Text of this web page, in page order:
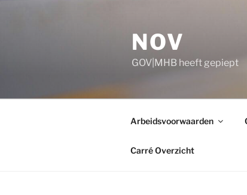
NOV
GOV|MHB heeft gepiept
Arbeidsvoorwaarden
Carré Overzicht